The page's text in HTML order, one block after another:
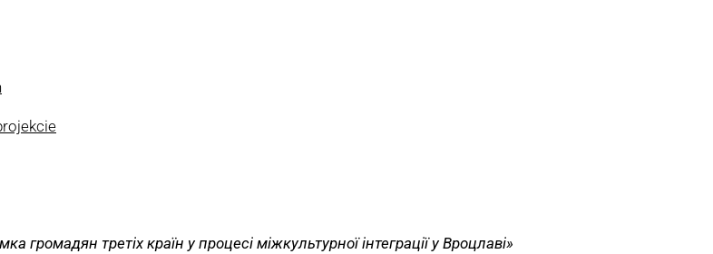
громадян третіх країн у процесі міжкультурної інтеграції у Вроцлаві»